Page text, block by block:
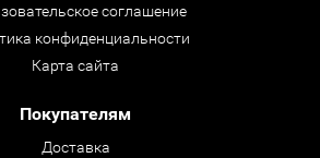
соглашение
конфиденциальности
Карта сайта
Покупателям
Доставка